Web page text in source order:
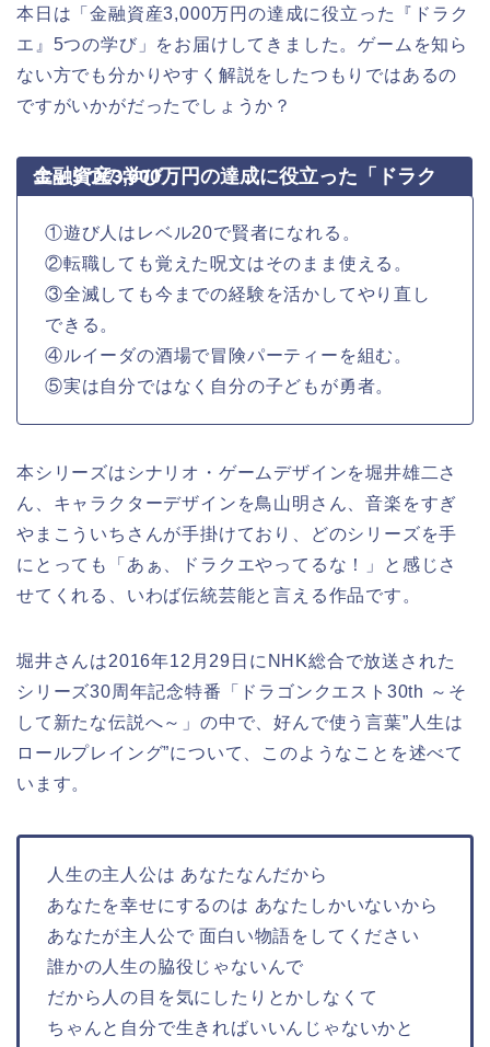
本日は「金融資産3,000万円の達成に役立った『ドラク
エ』5つの学び」をお届けしてきました。ゲームを知ら
ない方でも分かりやすく解説をしたつもりではあるの
ですがいかがだったでしょうか？
金融資産3,000万円の達成に役立った「ドラクエ」5つの学び
①遊び人はレベル20で賢者になれる。
②転職しても覚えた呪文はそのまま使える。
③全滅しても今までの経験を活かしてやり直し
できる。
④ルイーダの酒場で冒険パーティーを組む。
⑤実は自分ではなく自分の子どもが勇者。
本シリーズはシナリオ・ゲームデザインを堀井雄二さ
ん、キャラクターデザインを鳥山明さん、音楽をすぎ
やまこういちさんが手掛けており、どのシリーズを手
にとっても「あぁ、ドラクエやってるな！」と感じさ
せてくれる、いわば伝統芸能と言える作品です。
堀井さんは2016年12月29日にNHK総合で放送された
シリーズ30周年記念特番「ドラゴンクエスト30th ～そ
して新たな伝説へ～」の中で、好んで使う言葉”人生は
ロールプレイング”について、このようなことを述べて
います。
人生の主人公は あなたなんだから
あなたを幸せにするのは あなたしかいないから
あなたが主人公で 面白い物語をしてください
誰かの人生の脇役じゃないんで
だから人の目を気にしたりとかしなくて
ちゃんと自分で生きればいいんじゃないかと